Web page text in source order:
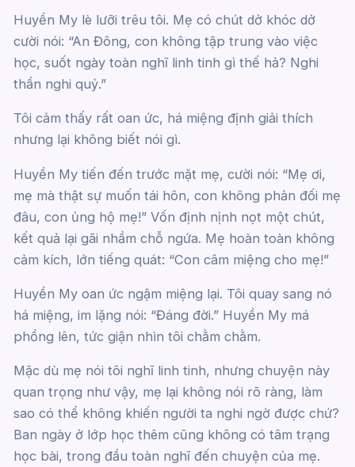
Huyền My lè lưỡi trêu tôi. Mẹ có chút dở khóc dở
cười nói: “An Đông, con không tập trung vào việc
học, suốt ngày toàn nghĩ linh tinh gì thế hả? Nghi
thần nghi quỷ.”
Tôi cảm thấy rất oan ức, há miệng định giải thích
nhưng lại không biết nói gì.
Huyền My tiến đến trước mặt mẹ, cười nói: “Mẹ ơi,
mẹ mà thật sự muốn tái hôn, con không phản đối mẹ
đâu, con ủng hộ mẹ!” Vốn định nịnh nọt một chút,
kết quả lại gãi nhầm chỗ ngứa. Mẹ hoàn toàn không
cảm kích, lớn tiếng quát: “Con câm miệng cho mẹ!”
Huyền My oan ức ngậm miệng lại. Tôi quay sang nó
há miệng, im lặng nói: “Đáng đời.” Huyền My má
phồng lên, tức giận nhìn tôi chằm chằm.
Mặc dù mẹ nói tôi nghĩ linh tinh, nhưng chuyện này
quan trọng như vậy, mẹ lại không nói rõ ràng, làm
sao có thể không khiến người ta nghi ngờ được chứ?
Ban ngày ở lớp học thêm cũng không có tâm trạng
học bài, trong đầu toàn nghĩ đến chuyện của mẹ.